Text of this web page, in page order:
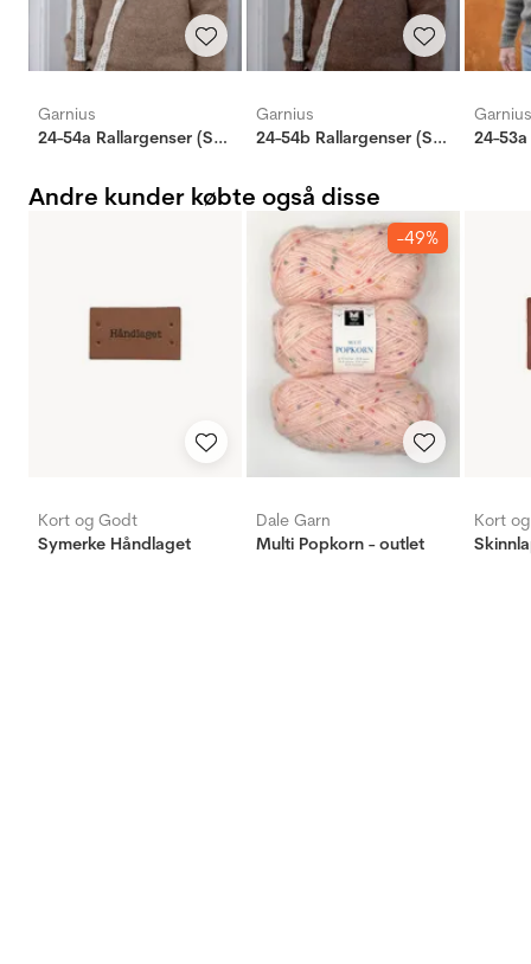
Garnius
24-54a Rallargenser (Stay) M/ skinnlapp
Garnius
24-54b Rallargenser (Stay) M/ skinnlapp
Garnius
Andre kunder købte også disse
Kort og Godt
Symerke Håndlaget
-49%
Dale Garn
Multi Popkorn - outlet
Kort